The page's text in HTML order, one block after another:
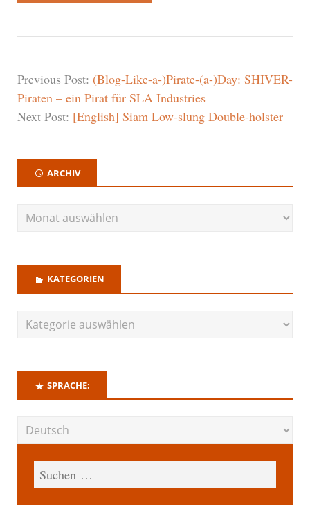
Previous Post: (Blog-Like-a-)Pirate-(a-)Day: SHIVER-
Piraten – ein Pirat für SLA Industries
Next Post: [English] Siam Low-slung Double-holster
ARCHIV
KATEGORIEN
SPRACHE: